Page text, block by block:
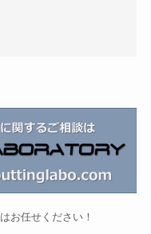
お任せください！